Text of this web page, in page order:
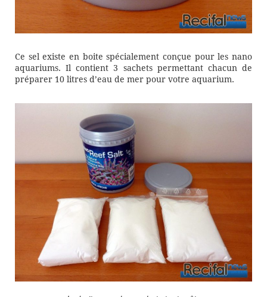
Ce sel existe en boite spécialement conçue pour les nano
aquariums. Il contient 3 sachets permettant chacun de
préparer 10 litres d’eau de mer pour votre aquarium.